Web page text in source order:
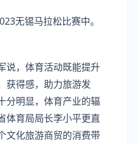
无锡马拉松比赛中。
说，体育活动既能提升
获得感，助力旅游发
分明显，体育产业的辐
体育局局长李小平更直
文化旅游商贸的消费带